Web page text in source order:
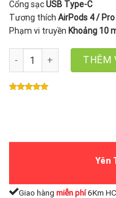
Cổng sạcUSB Type-C
Tương thích AirPods 4 /
Phạm vi truyền Khoảng 10
Bộ phát Bluetooth 5.4THÊM
Yên
Giao hàng miễn phí6Km